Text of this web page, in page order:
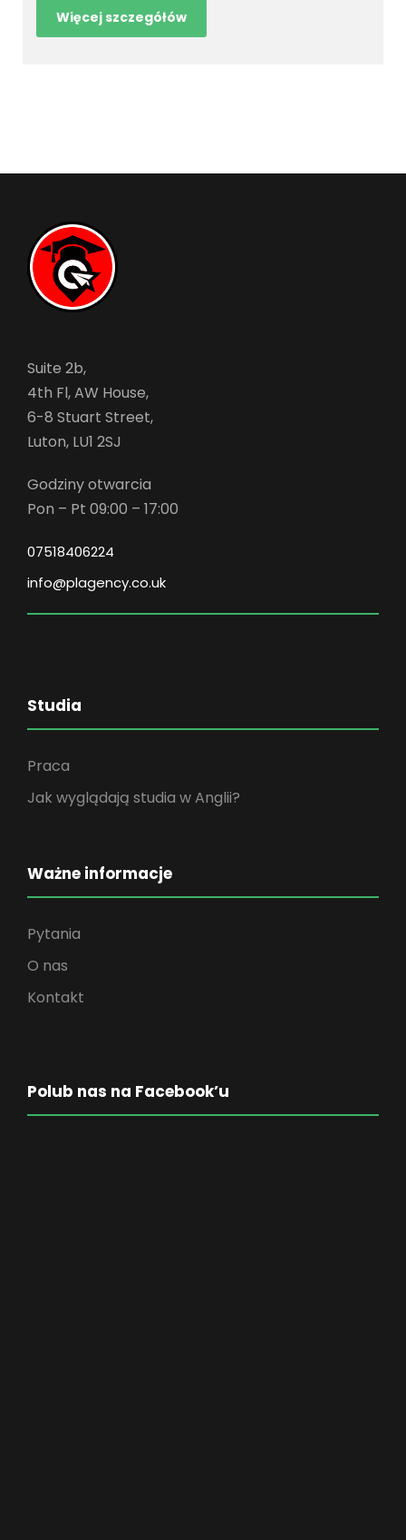
Więcej szczegółów
Suite 2b,
4th Fl, AW House,
6-8 Stuart Street,
Luton, LU1 2SJ
Godziny otwarcia
Pon – Pt 09:00 – 17:00
07518406224
info@plagency.co.uk
Studia
Praca
Jak wyglądają studia w Anglii?
Ważne informacje
Pytania
O nas
Kontakt
Polub nas na Facebook’u